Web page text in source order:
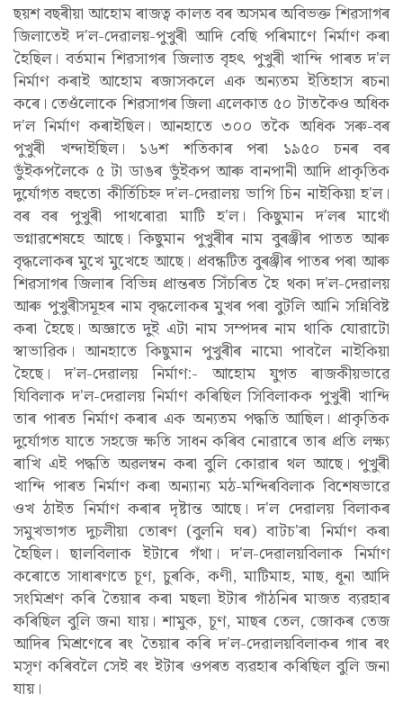
ছয়শ বছৰীয়া আহোম ৰাজত্ব কালত বৰ অসমৰ অবিভক্ত শিৱসাগৰ
জিলাতেই দ'ল-দেৱালয়-পুখুৰী আদি বেছি পৰিমাণে নিৰ্মাণ কৰা
হৈছিল। বৰ্তমান শিৱসাগৰ জিলাত বৃহৎ পুখুৰী খান্দি পাৰত দ'ল
নিৰ্মাণ কৰাই আহোম ৰজাসকলে এক অন্যতম ইতিহাস ৰচনা
কৰে। তেওঁলোকে শিৱসাগৰ জিলা এলেকাত ৫০ টাতকৈও অধিক
দ'ল নিৰ্মাণ কৰাইছিল। আনহাতে ৩০০ তকৈ অধিক সৰু-বৰ
পুখুৰী খন্দাইছিল। ১৬শ শতিকাৰ পৰা ১৯৫০ চনৰ বৰ
ভুঁইকপলৈকে ৫ টা ডাঙৰ ভুঁইকপ আৰু বানপানী আদি প্ৰাকৃতিক
দুৰ্যোগত বহুতো কীৰ্তিচিহ্ন দ'ল-দেৱালয় ভাগি চিন নাইকিয়া হ'ল।
বৰ বৰ পুখুৰী পাথৰোৱা মাটি হ'ল। কিছুমান দ'লৰ মাথোঁ
ভগ্নাৱশেষহে আছে। কিছুমান পুখুৰীৰ নাম বুৰঞ্জীৰ পাতত আৰু
বৃদ্ধলোকৰ মুখে মুখেহে আছে। প্ৰবন্ধটিত বুৰঞ্জীৰ পাতৰ পৰা আৰু
শিৱসাগৰ জিলাৰ বিভিন্ন প্ৰান্তৰত সিঁচৰিত হৈ থকা দ'ল-দেৱালয়
আৰু পুখুৰীসমূহৰ নাম বৃদ্ধলোকৰ মুখৰ পৰা বুটলি আনি সন্নিবিষ্ট
কৰা হৈছে। অজ্ঞাতে দুই এটা নাম সম্পদৰ নাম থাকি যোৱাটো
স্বাভাৱিক। আনহাতে কিছুমান পুখুৰীৰ নামো পাবলৈ নাইকিয়া
হৈছে। দ'ল-দেৱালয় নিৰ্মাণ:- আহোম যুগত ৰাজকীয়ভাৱে
যিবিলাক দ'ল-দেৱালয় নিৰ্মাণ কৰিছিল সিবিলাকক পুখুৰী খান্দি
তাৰ পাৰত নিৰ্মাণ কৰাৰ এক অন্যতম পদ্ধতি আছিল। প্ৰাকৃতিক
দুৰ্যোগত যাতে সহজে ক্ষতি সাধন কৰিব নোৱাৰে তাৰ প্ৰতি লক্ষ্য
ৰাখি এই পদ্ধতি অৱলম্বন কৰা বুলি কোৱাৰ থল আছে। পুখুৰী
খান্দি পাৰত নিৰ্মাণ কৰা অন্যান্য মঠ-মন্দিৰবিলাক বিশেষভাৱে
ওখ ঠাইত নিৰ্মাণ কৰাৰ দৃষ্টান্ত আছে। দ'ল দেৱালয় বিলাকৰ
সমুখভাগত দুচলীয়া তোৰণ (বুলনি ঘৰ) বাটচ'ৰা নিৰ্মাণ কৰা
হৈছিল। ছালবিলাক ইটাৰে গঁথা। দ'ল-দেৱালয়বিলাক নিৰ্মাণ
কৰোতে সাধাৰণতে চূণ, চুৰকি, কণী, মাটিমাহ, মাছ, ধূনা আদি
সংমিশ্ৰণ কৰি তৈয়াৰ কৰা মছলা ইটাৰ গাঁঠনিৰ মাজত ব্যৱহাৰ
কৰিছিল বুলি জনা যায়। শামুক, চূণ, মাছৰ তেল, জোকৰ তেজ
আদিৰ মিশ্ৰণেৰে ৰং তৈয়াৰ কৰি দ'ল-দেৱালয়বিলাকৰ গাৰ ৰং
মসৃণ কৰিবলৈ সেই ৰং ইটাৰ ওপৰত ব্যৱহাৰ কৰিছিল বুলি জনা
যায়।